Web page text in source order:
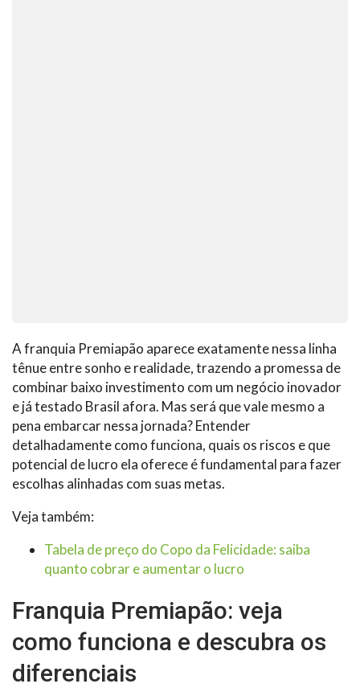
A franquia Premiapão aparece exatamente nessa linha
tênue entre sonho e realidade, trazendo a promessa de
combinar baixo investimento com um negócio inovador
e já testado Brasil afora. Mas será que vale mesmo a
pena embarcar nessa jornada? Entender
detalhadamente como funciona, quais os riscos e que
potencial de lucro ela oferece é fundamental para fazer
escolhas alinhadas com suas metas.
Veja também:
Tabela de preço do Copo da Felicidade: saiba
quanto cobrar e aumentar o lucro
Franquia Premiapão: veja
como funciona e descubra os
diferenciais